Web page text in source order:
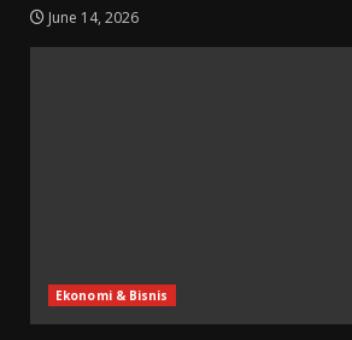
June 14, 2026
Ekonomi & Bisnis